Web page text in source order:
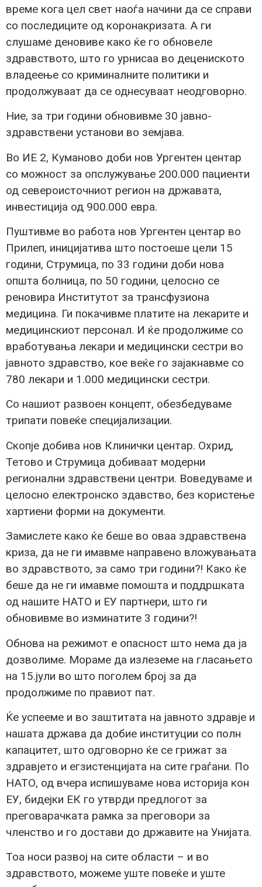
време кога цел свет наоѓа начини да се справи
со последиците од коронакризата. А ги
слушаме деновиве како ќе го обновеле
здравството, што го урнисаа во децениското
владеење со криминалните политики и
продолжуваат да се однесуваат неодговорно.
Ние, за три години обновивме 30 јавно-
здравствени установи во земјава.
Во ИЕ 2, Куманово доби нов Ургентен центар
со можност за опслужување 200.000 пациенти
од североисточниот регион на државата,
инвестиција од 900.000 евра.
Пуштивме во работа нов Ургентен центар во
Прилеп, иницијатива што постоеше цели 15
години, Струмица, по 33 години доби нова
општа болница, по 50 години, целосно се
реновира Институтот за трансфузиона
медицина. Ги покачивме платите на лекарите и
медицинскиот персонал. И ќе продолжиме со
вработувања лекари и медицински сестри во
јавното здравство, кое веќе го зајакнавме со
780 лекари и 1.000 медицински сестри.
Со нашиот развоен концепт, обезбедуваме
трипати повеќе специјализации.
Скопје добива нов Клинички центар. Охрид,
Тетово и Струмица добиваат модерни
регионални здравствени центри. Воведуваме и
целосно електронско здавство, без користење
хартиени форми на документи.
Замислете како ќе беше во оваа здравствена
криза, да не ги имавме направено вложувањата
во здравството, за само три години?! Како ќе
беше да не ги имавме помошта и поддршката
од нашите НАТО и ЕУ партнери, што ги
обновивме во изминатите 3 години?!
Обнова на режимот е опасност што нема да ја
дозволиме. Мораме да излеземе на гласањето
на 15.јули во што поголем број за да
продолжиме по правиот пат.
Ќе успееме и во заштитата на јавното здравје и
нашата држава да добие институции со полн
капацитет, што одговорно ќе се грижат за
здравјето и егзистенцијата на сите граѓани. По
НАТО, од вчера испишуваме нова историја кон
ЕУ, бидејки ЕК го утврди предлогот за
преговарачката рамка за преговори за
членство и го достави до државите на Унијата.
Тоа носи развој на сите области – и во
здравството, можеме уште повеќе и уште